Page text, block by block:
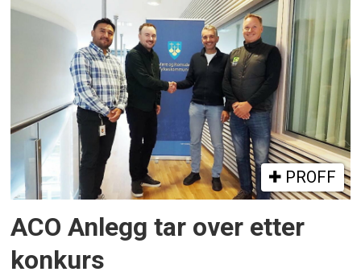
PROFF
ACO Anlegg tar over etter
konkurs